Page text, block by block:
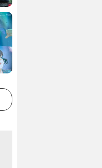
Une aube nouvelle Bande-annonce VO STFR